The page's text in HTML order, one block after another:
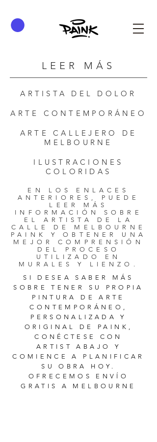
LEER MÁS
ARTISTA DEL DOLOR
ARTE CONTEMPORÁNEO
ARTE CALLEJERO DE
MELBOURNE
ILUSTRACIONES
COLORIDAS
EN LOS ENLACES
ANTERIORES, PUEDE
LEER MÁS
INFORMACIÓN SOBRE
EL ARTISTA DE LA
CALLE DE MELBOURNE
PAINK Y OBTENER UNA
MEJOR COMPRENSIÓN
DEL PROCESO
UTILIZADO EN
MURALES Y LIENZO.
SI DESEA SABER MÁS
SOBRE TENER SU PROPIA
PINTURA DE ARTE
CONTEMPORÁNEO,
PERSONALIZADA Y
ORIGINAL DE PAINK,
CONÉCTESE CON
ARTIST ABAJO Y
COMIENCE A PLANIFICAR
SU OBRA HOY.
OFRECEMOS ENVÍO
GRATIS A MELBOURNE